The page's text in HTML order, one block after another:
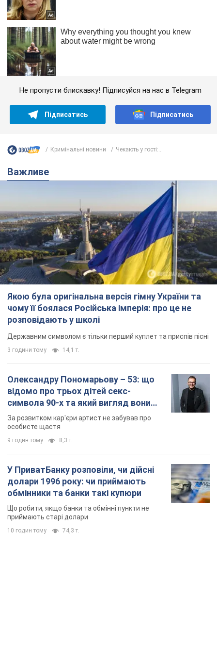
Не пропусти блискавку! Підписуйся на нас в Telegram
Підписатись Підписатись
Кримінальні новини Чекають у гості:...
Важливе
Якою була оригінальна версія гімну України та
чому її боялася Російська імперія: про це не
розповідають у школі
Державним символом є тільки перший куплет та приспів пісні
3 години тому 14,1 т.
Олександру Пономарьову – 53: що
відомо про трьох дітей секс-
символа 90-х та який вигляд вони
мають
За розвитком кар'єри артист не забував про
особисте щастя
9 годин тому 8,3 т.
У ПриватБанку розповіли, чи дійсні
долари 1996 року: чи приймають
обмінники та банки такі купюри
Що робити, якщо банки та обмінні пункти не
приймають старі долари
10 годин тому 74,3 т.